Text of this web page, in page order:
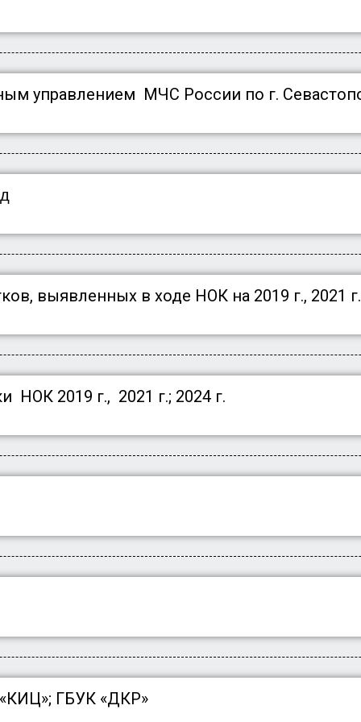
управлением МЧС России по г.
выявленных в ходе НОК на 2019 г., 2021
НОК 2019 г., 2021 г.; 2024 г.
ГБУК «ДКР»